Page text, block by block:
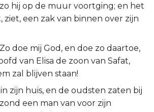
hij op de muur voortging; en het
ziet, een zak van binnen over zijn
doe mij God, en doe zo daartoe,
van Elisa de zoon van Safat,
zal blijven staan!
zijn huis, en de oudsten zaten bij
een man van voor zijn